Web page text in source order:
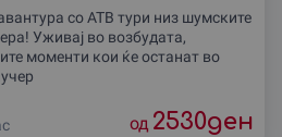
со АТВ тури низ шумските
Уживај во возбудата,
моменти кои ќе останат во
од 2530ден